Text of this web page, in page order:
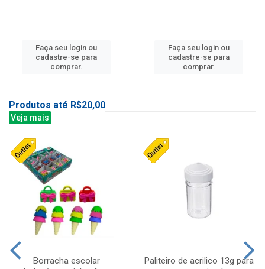
Faça seu login ou
cadastre-se para
comprar.
Faça seu login ou
cadastre-se para
comprar.
Produtos até R$20,00
Veja mais
Borracha escolar
Paliteiro de acrilico 13g para